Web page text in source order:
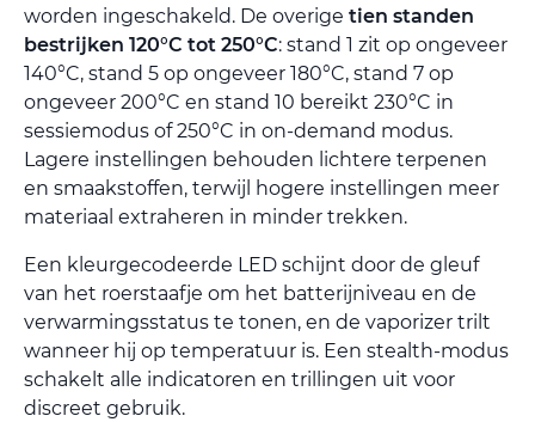
worden ingeschakeld. De overige tien standen
bestrijken 120°C tot 250°C: stand 1 zit op ongeveer
140°C, stand 5 op ongeveer 180°C, stand 7 op
ongeveer 200°C en stand 10 bereikt 230°C in
sessiemodus of 250°C in on-demand modus.
Lagere instellingen behouden lichtere terpenen
en smaakstoffen, terwijl hogere instellingen meer
materiaal extraheren in minder trekken.
Een kleurgecodeerde LED schijnt door de gleuf
van het roerstaafje om het batterijniveau en de
verwarmingsstatus te tonen, en de vaporizer trilt
wanneer hij op temperatuur is. Een stealth-modus
schakelt alle indicatoren en trillingen uit voor
discreet gebruik.